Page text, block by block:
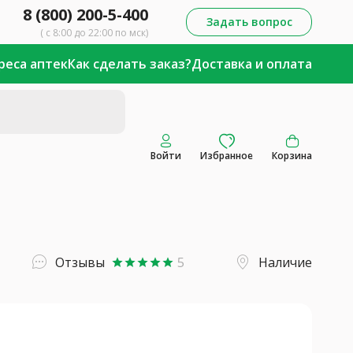
8 (800) 200-5-400
( с 8:00 до 22:00 по мск)
Задать вопрос
аптекКак сделать заказ?Доставка и оплата
Войти Избранное Корзина
Отзывы starstarstarstarstar 5 Наличие